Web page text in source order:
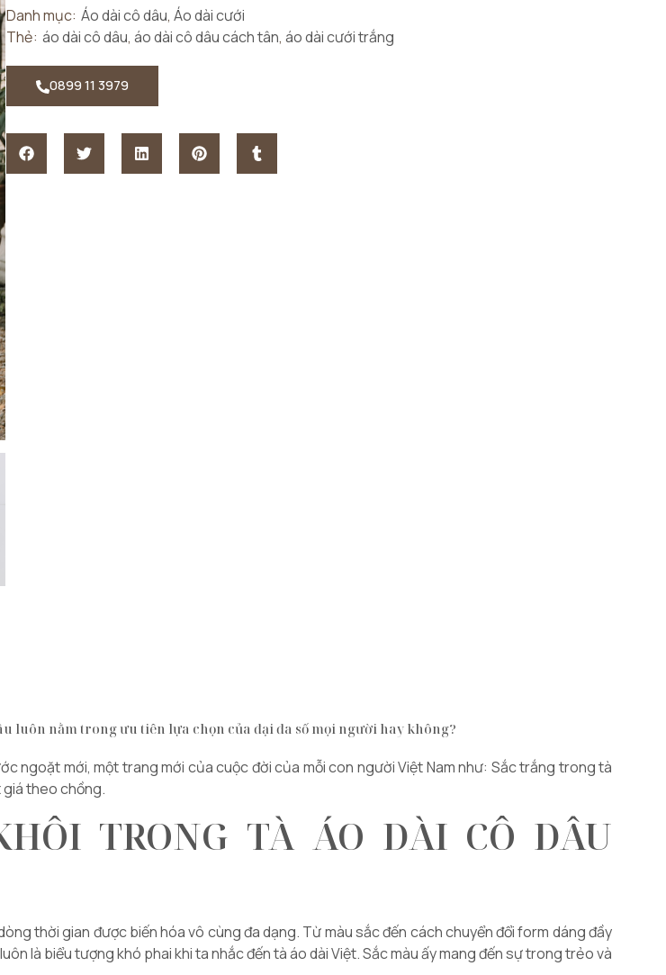
Danh mục: Áo dài cô dâu, Áo dài cưới
Thẻ: áo dài cô dâu, áo dài cô dâu cách tân, áo dài cưới trắng
0899 11 3979
luôn nằm trong ưu tiên lựa chọn của đại đa số mọi người hay không?
ngoặt mới, một trang mới của cuộc đời của mỗi con người Việt Nam như: Sắc trắng trong tà
giá theo chồng.
TRONG TÀ ÁO DÀI CÔ DÂU
thời gian được biến hóa vô cùng đa dạng. Từ màu sắc đến cách chuyển đổi form dáng đầy
là biểu tượng khó phai khi ta nhắc đến tà áo dài Việt. Sắc màu ấy mang đến sự trong trẻo và